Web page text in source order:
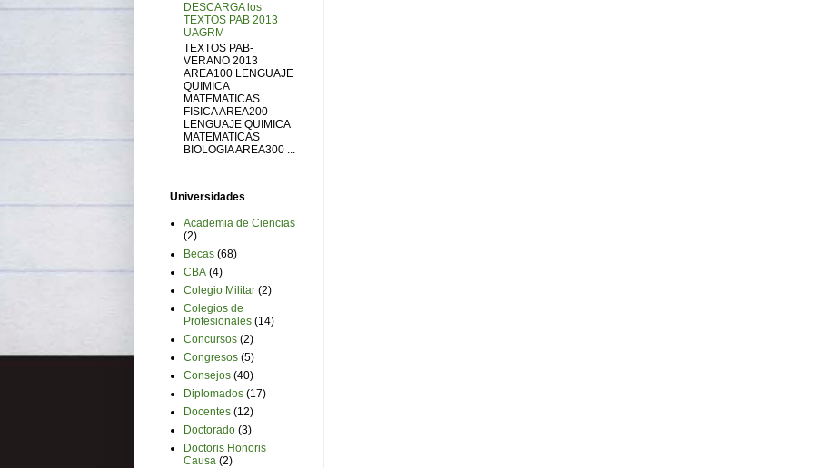
DESCARGA los
TEXTOS PAB 2013
UAGRM
TEXTOS PAB-
VERANO 2013
AREA100 LENGUAJE
QUIMICA
MATEMATICAS
FISICA AREA200
LENGUAJE QUIMICA
MATEMATICAS
BIOLOGIA AREA300 ...
Universidades
Academia de Ciencias
(2)
Becas (68)
CBA (4)
Colegio Militar (2)
Colegios de
Profesionales (14)
Concursos (2)
Congresos (5)
Consejos (40)
Diplomados (17)
Docentes (12)
Doctorado (3)
Doctoris Honoris
Causa (2)